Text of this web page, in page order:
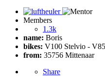
Members
1.3k
name: Boris
bikes: V100 Stelvio -
from: 35756 Mittenaar
Share